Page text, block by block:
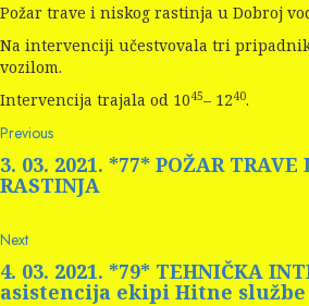
Požar trave i niskog rastinja u Dobroj
Na intervenciji učestvovala tri
vozilom.
Intervencija trajala od 1045– 1240.
Continue
Reading
PreviousPrevious
post:
3. 03. 2021. *77* POŽAR TRAVE
RASTINJA
NextNext
post:
4. 03. 2021. *79* TEHNIČKA
asistencija ekipi Hitne službe